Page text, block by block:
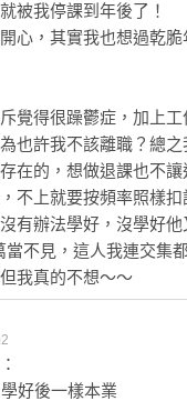
被我停課到年後了！
心，其實我也想過乾
覺得很躁鬱症，加上
也許我不該離職？總之
在的，想做退課也不
不上就要按頻率照樣扣
有辦法學好，沒學好他
當不見，這人我連交集
我真的不想～～
好後一樣本業